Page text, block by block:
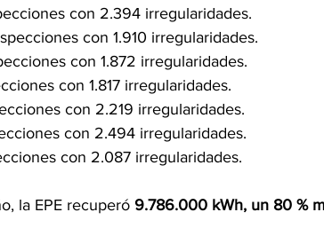
con 2.394 irregularidades.
con 1.910 irregularidades.
con 1.872 irregularidades.
con 1.817 irregularidades.
con 2.219 irregularidades.
con 2.494 irregularidades.
con 2.087 irregularidades.
la EPE recuperó 9.786.000 kWh, un 80 %